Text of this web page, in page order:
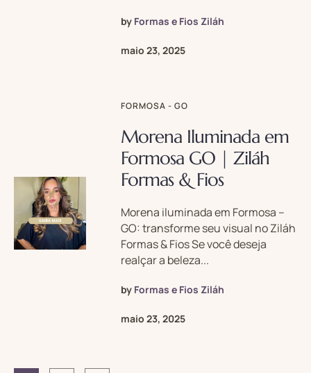
by Formas e Fios Ziláh
maio 23, 2025
FORMOSA - GO
Morena Iluminada em
Formosa GO | Ziláh
Formas & Fios
Morena iluminada em Formosa –
GO: transforme seu visual no Ziláh
Formas & Fios Se você deseja
realçar a beleza...
by Formas e Fios Ziláh
maio 23, 2025